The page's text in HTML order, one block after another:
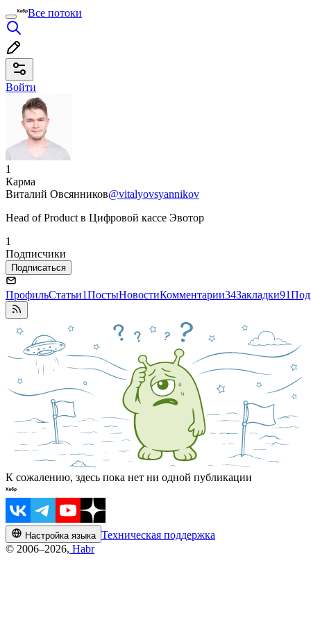
Все потоки
Войти
1
Карма
Виталий Овсянников@vitalyovsyannikov
Head of Product в Цифровой кассе Эвотор
1
Подписчики
Подписаться
ПрофильСтатьи1ПостыНовостиКомментарии34Закладки91
К сожалению, здесь пока нет ни одной публикации
Настройка языка Техническая поддержка
© 2006–2026, Habr